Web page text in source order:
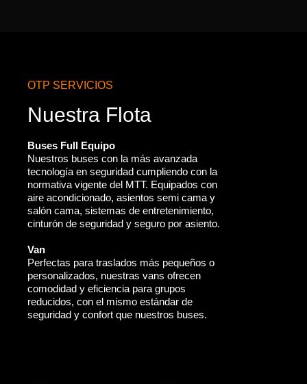
OTP SERVICIOS
Nuestra Flota
Buses Full Equipo
Nuestros buses con la más avanzada
tecnología en seguridad cumpliendo con la
normativa vigente del MTT. Equipados con
aire acondicionado, asientos semi cama y
salón cama, sistemas de entretenimiento,
cinturón de seguridad y seguro por asiento.
Van
Perfectas para traslados más pequeños o
personalizados, nuestras vans ofrecen
comodidad y eficiencia para grupos
reducidos, con el mismo estándar de
seguridad y confort que nuestros buses.